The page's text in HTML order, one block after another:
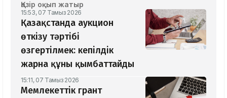
Қазір оқып жатыр
15:53, 07 Тамыз 2026
Қазақстанда аукцион
өткізу тәртібі
өзгертілмек: кепілдік
жарна құны қымбаттайды
15:11, 07 Тамыз 2026
Мемлекеттік грант